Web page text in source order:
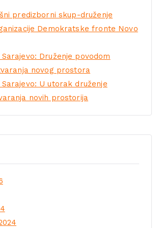
predizborni skup-druženje
Demokratske fronte Novo
Sarajevo: Druženje povodom
novog prostora
Sarajevo: U utorak druženje
novih prostorija